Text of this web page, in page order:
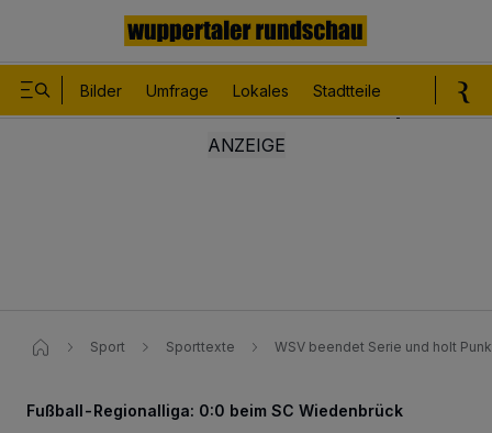
Bilder Umfrage Lokales Stadtteile
Sport Sporttexte WSV beendet Serie und holt
Fußball-Regionalliga: 0:0 beim SC Wiedenbrück